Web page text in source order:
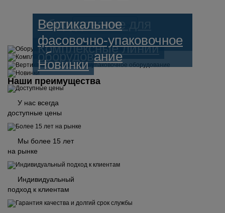
Заказать звонок
Избранное/Корзина
Оборудование для
фасовки и упаковки
Комплексные линии
Вертикальное
фасовочно-упаковочное
оборудование
Новинки
Наши преимущества
У нас всегда
доступные цены
Мы более 15 лет
на рынке
Индивидуальный
подход к клиентам